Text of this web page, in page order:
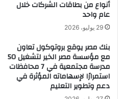
أنواع من بطاقات الشركات خلال
عام واحد
29 يوليو، 2026
بنك مصر يوقع بروتوكول تعاون
مع مؤسسة مصر الخير لتشغيل 50
مدرسة مجتمعية في 7 محافظات
استمرارًا لإسهاماته المؤثرة في
دعم وتطوير التعليم